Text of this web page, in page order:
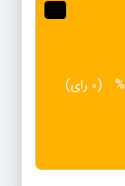
(0 رای)